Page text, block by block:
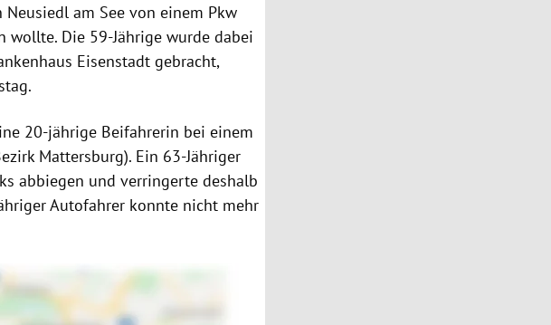
Neusiedl am See von einem Pkw
wollte. Die 59-Jährige wurde dabei
Eisenstadt gebracht,
20-jährige Beifahrerin bei einem
Mattersburg). Ein 63-Jähriger
abbiegen und verringerte deshalb
Autofahrer konnte nicht mehr